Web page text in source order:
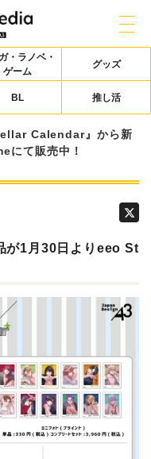
・ラノベ・
ゲーム
グッズ
BL 推し活
Calendar』から新
にて販売中！
が1月30日よりeeo St